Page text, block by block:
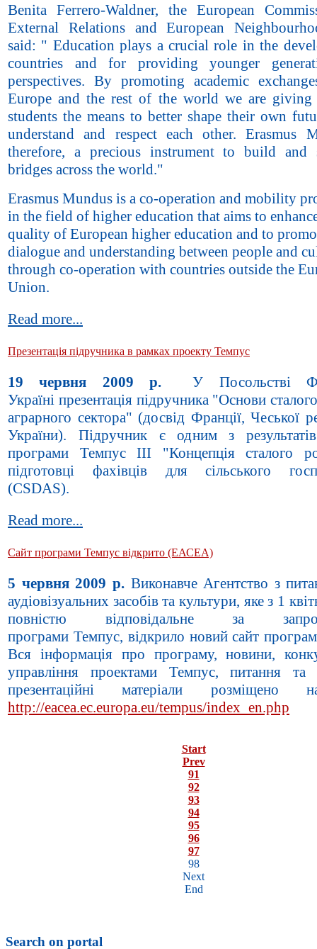
Benita Ferrero-Waldner, the European
External Relations and European
said: " Education plays a crucial role in the
countries and for providing younger
perspectives. By promoting academic
Europe and the rest of the world we are giving
students the means to better shape their own
understand and respect each other. Erasmus
therefore, a precious instrument to build and
bridges across the world."
Erasmus Mundus is a co-operation and mobility
in the field of higher education that aims to
quality of European higher education and to
dialogue and understanding between people and
through co-operation with countries outside the
Union.
Read more...
Презентація підручника в рамках проекту Темпус
19 червня 2009 р.
У Посольстві
Україні презентація підручника "Основи
аграрного сектора" (досвід Франції, Чеської
України). Підручник є одним з
програми Темпус III "Концепція сталого
підготовці фахівців для сільського
(CSDAS).
Read more...
Сайт програми Темпус відкрито (ЕАСЕА)
5 червня 2009 р.Виконавче Агентство з
аудіовізуальних засобів та культури, яке з 1
повністю відповідальне за
програми Темпус, відкрило новий сайт
Вся інформація про програму, новини,
управління проектами Темпус, питання та
презентаційні матеріали розміщено
http://eacea.ec.europa.eu/tempus/index_en.php
Start
Prev
91
92
93
94
95
96
97
98
Next
End
Search on portal